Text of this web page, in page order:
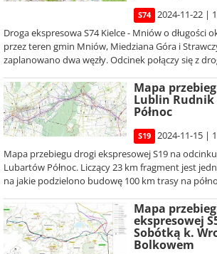
S74
2024-11-22 |
Droga ekspresowa S74 Kielce - Mniów o długości
przez teren gmin Mniów, Miedziana Góra i
zaplanowano dwa węzły. Odcinek połączy się z
Mapa
Lublin
Północ
S19
2024-11-15 |
Mapa przebiegu drogi ekspresowej S19 na
Lubartów Północ. Liczący 23 km fragment jest
na jakie podzielono budowę 100 km trasy na
Mapa
ekspresowej
Sobótką k.
Bolkowem